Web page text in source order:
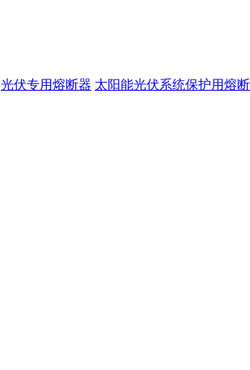
光伏专用熔断器 太阳能光伏系统保护用熔